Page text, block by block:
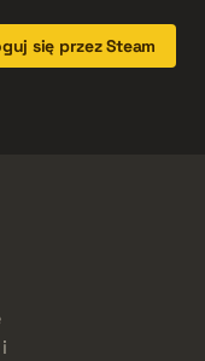
się przez Steam